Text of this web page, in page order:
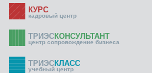
КУРС
кадровый центр
ТРИЭСКОНСУЛЬТАНТ
центр сопровождение бизнеса
ТРИЭСКЛАСС
учебный центр